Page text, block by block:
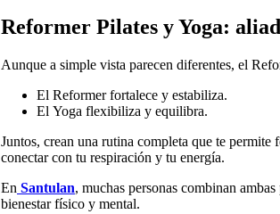
Reformer Pilates y Yoga:
Aunque a simple vista parecen diferentes, el
El Reformer fortalece y estabiliza.
El Yoga flexibiliza y equilibra.
Juntos, crean una rutina completa que te
conectar con tu respiración y tu energía.
En Santulan, muchas personas combinan
bienestar físico y mental.